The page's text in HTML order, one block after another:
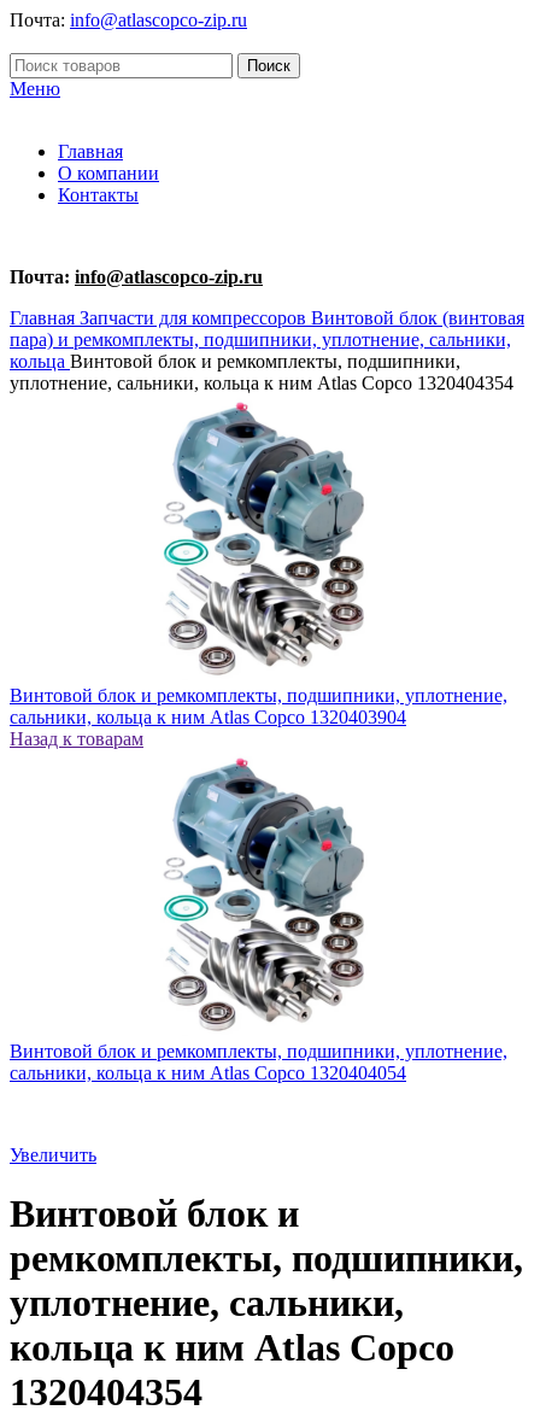
Почта: info@atlascopco-zip.ru
Поиск
Меню
Главная
О компании
Контакты
Почта: info@atlascopco-zip.ru
Главная Запчасти для компрессоров Винтовой блок (винтовая
пара) и ремкомплекты, подшипники, уплотнение, сальники,
кольца Винтовой блок и ремкомплекты, подшипники,
уплотнение, сальники, кольца к ним Atlas Copco 1320404354
Винтовой блок и ремкомплекты, подшипники, уплотнение,
сальники, кольца к ним Atlas Copco 1320403904
Назад к товарам
Винтовой блок и ремкомплекты, подшипники, уплотнение,
сальники, кольца к ним Atlas Copco 1320404054
Увеличить
Винтовой блок и
ремкомплекты, подшипники,
уплотнение, сальники,
кольца к ним Atlas Copco
1320404354